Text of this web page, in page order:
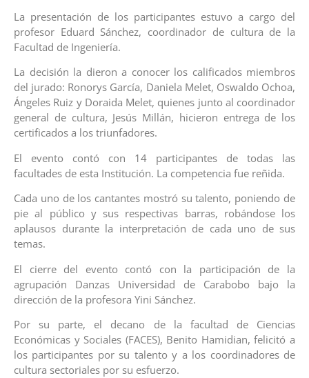
La presentación de los participantes estuvo a cargo del
profesor Eduard Sánchez, coordinador de cultura de la
Facultad de Ingeniería.
La decisión la dieron a conocer los calificados miembros
del jurado: Ronorys García, Daniela Melet, Oswaldo Ochoa,
Ángeles Ruiz y Doraida Melet, quienes junto al coordinador
general de cultura, Jesús Millán, hicieron entrega de los
certificados a los triunfadores.
El evento contó con 14 participantes de todas las
facultades de esta Institución. La competencia fue reñida.
Cada uno de los cantantes mostró su talento, poniendo de
pie al público y sus respectivas barras, robándose los
aplausos durante la interpretación de cada uno de sus
temas.
El cierre del evento contó con la participación de la
agrupación Danzas Universidad de Carabobo bajo la
dirección de la profesora Yini Sánchez.
Por su parte, el decano de la facultad de Ciencias
Económicas y Sociales (FACES), Benito Hamidian, felicitó a
los participantes por su talento y a los coordinadores de
cultura sectoriales por su esfuerzo.